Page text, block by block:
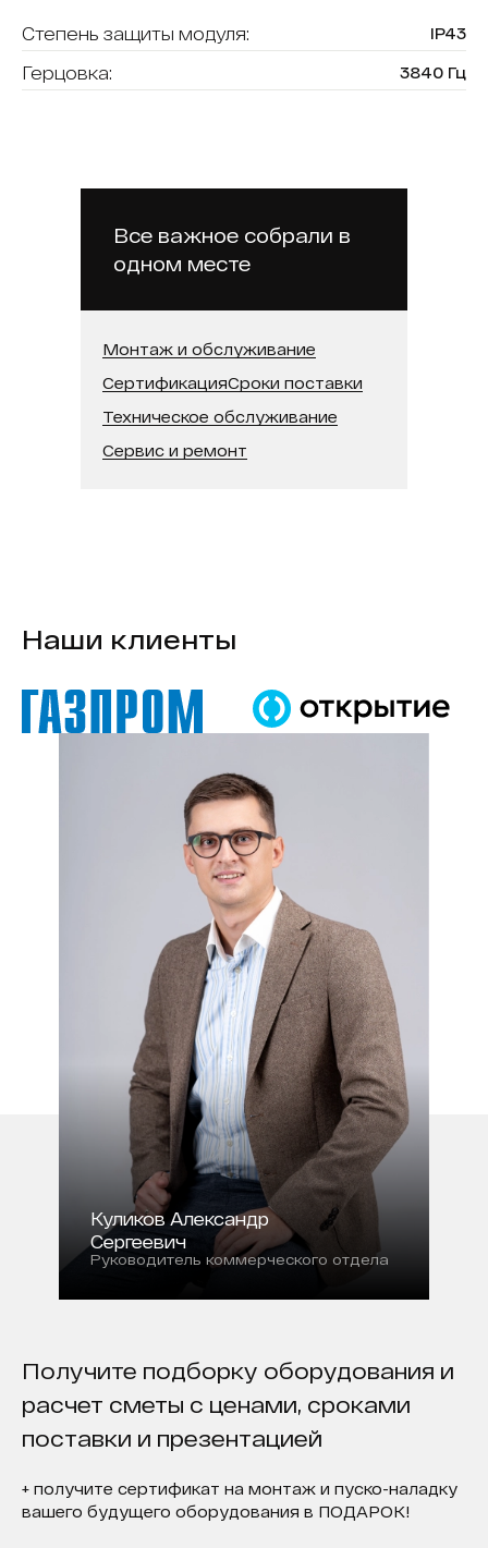
Степень защиты модуля: IP43
Герцовка: 3840 Гц
Размер модуля, мм: 250х250
Шаг пикселя:
Все важное собрали в
одном месте
Монтаж и обслуживание
СертификацияСроки поставки
Техническое обслуживание
Сервис и ремонт
Наши клиенты
Куликов Александр
Сергеевич
Руководитель коммерческого отдела
Получите подборку оборудования и
расчет сметы с ценами, сроками
поставки и презентацией
+ получите сертификат на монтаж и пуско-наладку
вашего будущего оборудования в ПОДАРОК!